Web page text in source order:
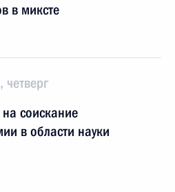
в миксте
четверг
соискание
в области науки